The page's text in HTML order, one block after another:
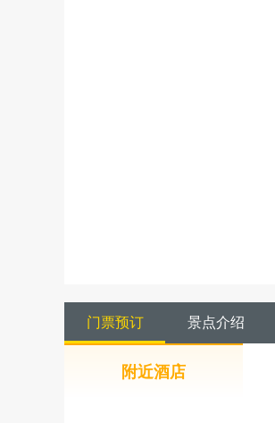
门票预订 景点介绍
附近酒店